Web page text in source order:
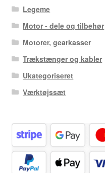
Legeme
Motor - dele og tilbehør
Motorer, gearkasser
Trækstænger og kabler
Ukategoriseret
Værktøjssæt